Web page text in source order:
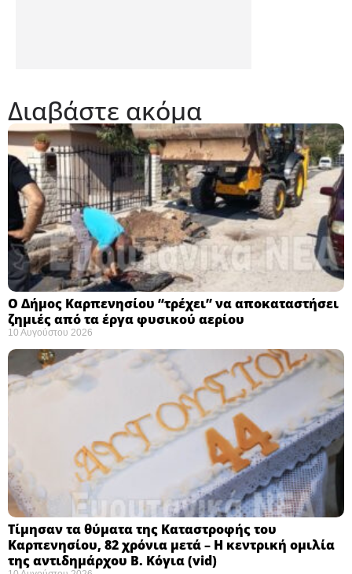
Διαβάστε ακόμα
Ο Δήμος Καρπενησίου “τρέχει” να αποκαταστήσει
ζημιές από τα έργα φυσικού αερίου
10 Αυγούστου 2026
Τίμησαν τα θύματα της Καταστροφής του
Καρπενησίου, 82 χρόνια μετά – Η κεντρική ομιλία
της αντιδημάρχου Β. Κόγια (vid)